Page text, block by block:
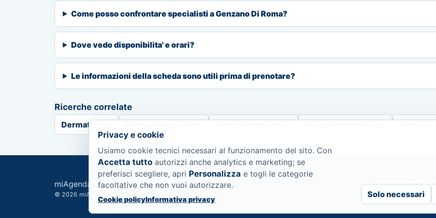
Come posso confrontare specialisti a Genzano Di Roma?
Dove vedo disponibilita' e orari?
Le informazioni della scheda sono utili prima di prenotare?
Ricerche correlate
Dermatologo
miAgenda
© 2026 miAgenda S.R.L.
Assistenza prenotazioni
RecensioniBlog
Privacy e cookie
Usiamo cookie tecnici necessari al funzionamento del sito. Con
Accetta tutto autorizzi anche analytics e marketing; se
preferisci scegliere, apri Personalizza e togli le categorie
facoltative che non vuoi autorizzare.
Cookie policyInformativa privacy
Solo necessari